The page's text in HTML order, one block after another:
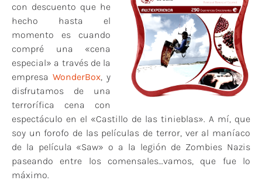
con descuento que he
hecho hasta el
momento es cuando
compré una «cena
especial» a través de la
empresa WonderBox, y
disfrutamos de una
terrorífica cena con
espectáculo en el «Castillo de las tinieblas». A mí, que
soy un forofo de las películas de terror, ver al maníaco
de la película «Saw» o a la legión de Zombies Nazis
paseando entre los comensales…vamos, que fue lo
máximo.